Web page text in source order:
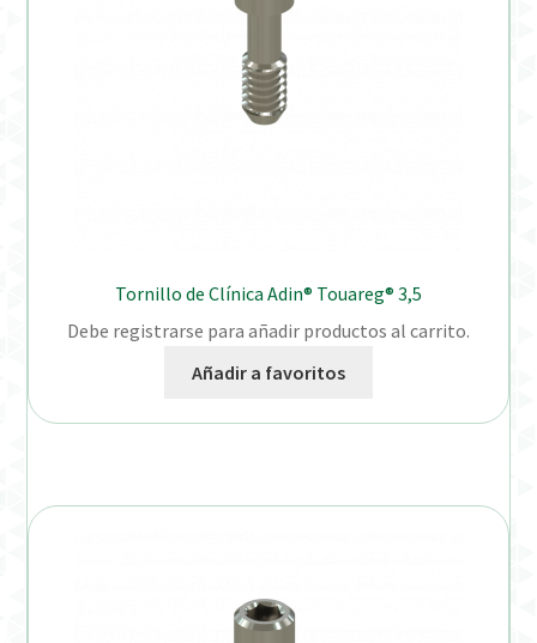
Tornillo de Clínica Adin® Touareg® 3,5
Debe registrarse para añadir productos al carrito.
Añadir a favoritos